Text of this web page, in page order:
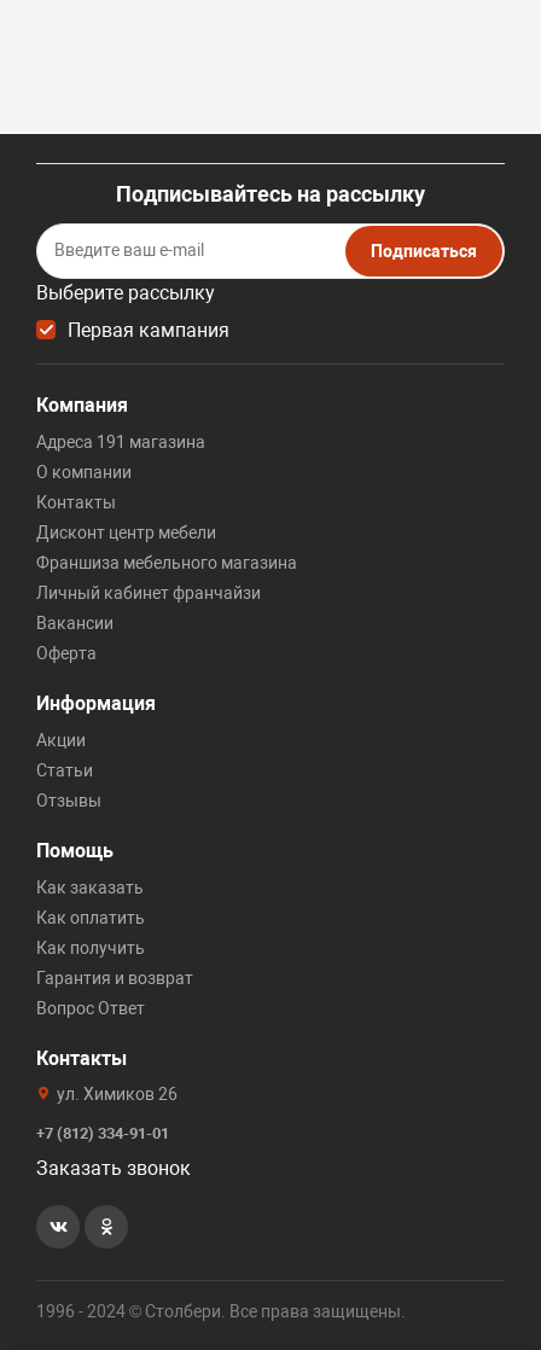
Подписывайтесь на рассылку
Выберите рассылку
Первая кампания
Подписаться
Компания
Адреса 191 магазина
О компании
Контакты
Дисконт центр мебели
Франшиза мебельного магазина
Личный кабинет франчайзи
Вакансии
Оферта
Информация
Акции
Статьи
Отзывы
Помощь
Как заказать
Как оплатить
Как получить
Гарантия и возврат
Вопрос Ответ
Контакты
ул. Химиков 26
+7 (812) 334-91-01
Заказать звонок
1996 - 2024 © Столбери. Все права защищены.